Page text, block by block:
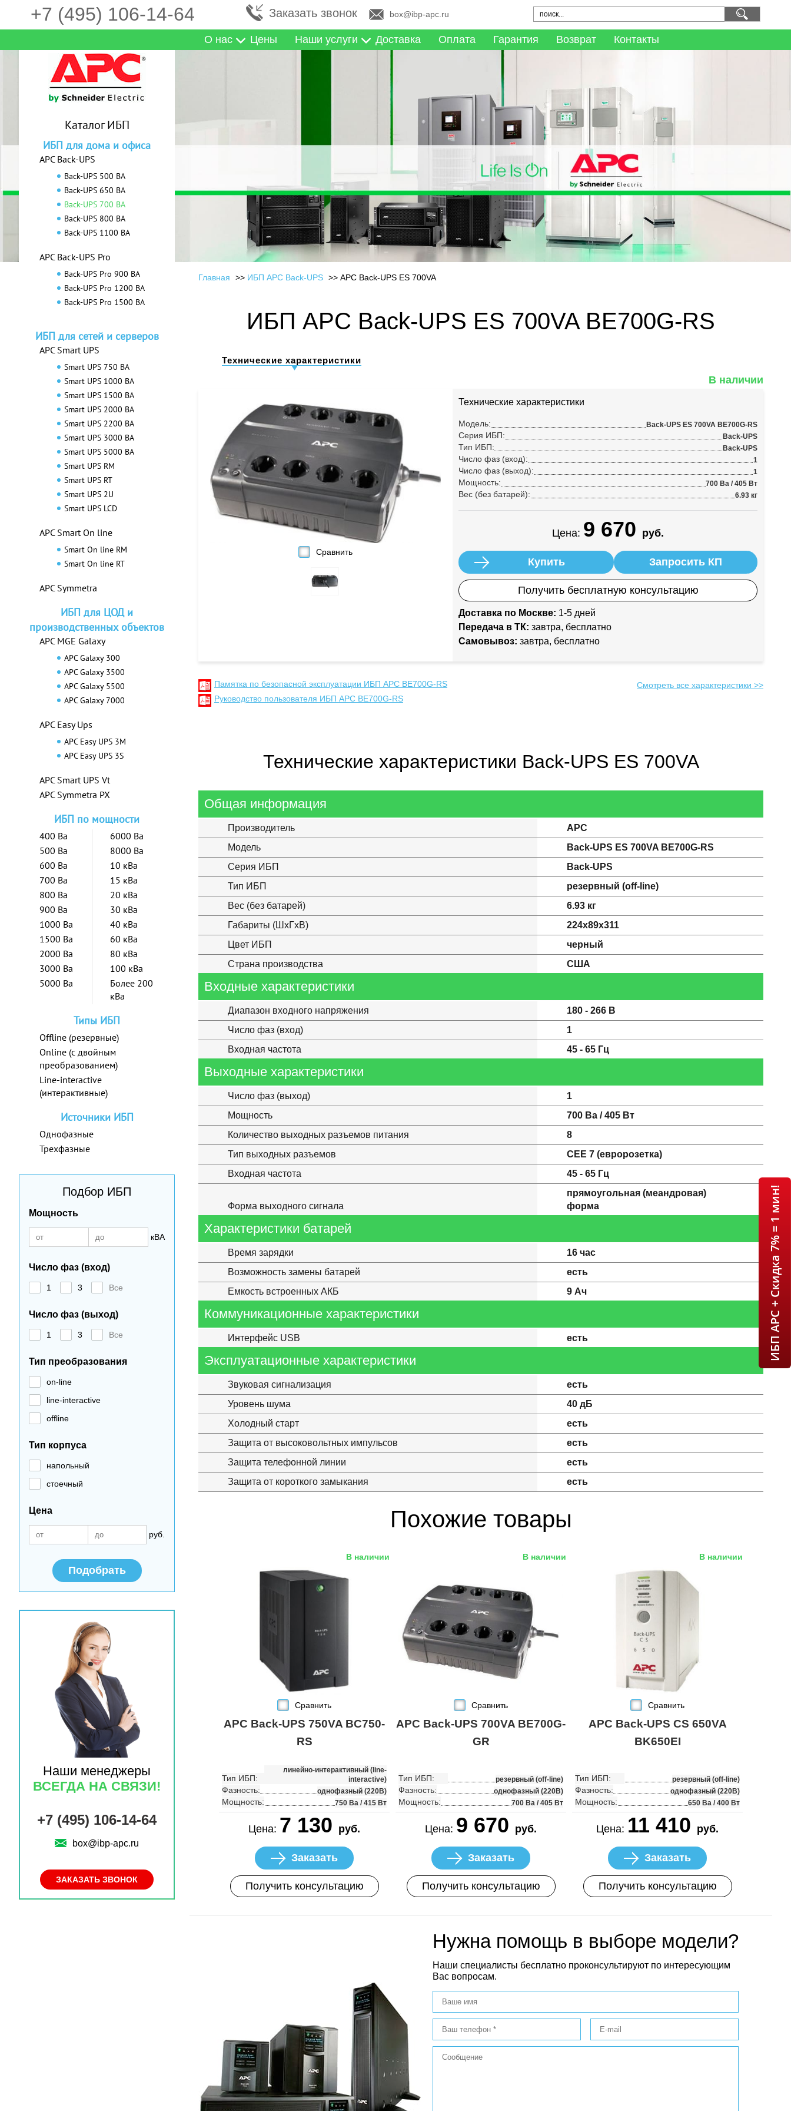
+7 (495) 106-14-64 Заказать звонок box@ibp-apc.ru
О нас Цены Наши услуги Доставка Оплата Гарантия Возврат Контакты
Каталог ИБП
ИБП для дома и офиса
APC Back-UPS
Back-UPS 500 ВА
Back-UPS 650 ВА
Back-UPS 700 ВА
Back-UPS 800 ВА
Back-UPS 1100 ВА
APC Back-UPS Pro
Back-UPS Pro 900 ВА
Back-UPS Pro 1200 ВА
Back-UPS Pro 1500 ВА
ИБП для сетей и серверов
APC Smart UPS
Smart UPS 750 ВА
Smart UPS 1000 ВА
Smart UPS 1500 ВА
Smart UPS 2000 ВА
Smart UPS 2200 ВА
Smart UPS 3000 ВА
Smart UPS 5000 ВА
Smart UPS RM
Smart UPS RT
Smart UPS 2U
Smart UPS LCD
APC Smart On line
Smart On line RM
Smart On line RT
APC Symmetra
ИБП для ЦОД и
производственных объектов
APC MGE Galaxy
APC Galaxy 300
APC Galaxy 3500
APC Galaxy 5500
APC Galaxy 7000
APC Easy Ups
APC Easy UPS 3M
APC Easy UPS 3S
APC Smart UPS Vt
APC Symmetra PX
ИБП по мощности
400 Ва
6000 Ва
500 Ва
8000 Ва
600 Ва
10 кВа
700 Ва
15 кВа
800 Ва
20 кВа
900 Ва
30 кВа
1000 Ва
40 кВа
1500 Ва
60 кВа
2000 Ва
80 кВа
3000 Ва
100 кВа
5000 Ва
Более 200
кВа
Типы ИБП
Offline (резервные)
Online (с двойным
преобразованием)
Line-interactive
(интерактивные)
Источники ИБП
Однофазные
Трехфазные
Подбор ИБП
Мощность
кВА
Число фаз (вход)
1 3 Все
Число фаз (выход)
1 3 Все
Тип преобразования
on-line
line-interactive
offline
Тип корпуса
напольный
стоечный
Цена
руб.
Подобрать
Наши менеджеры
ВСЕГДА НА СВЯЗИ!
+7 (495) 106-14-64
box@ibp-apc.ru
ЗАКАЗАТЬ ЗВОНОК
Главная ИБП APC Back-UPS APC Back-UPS ES 700VA
ИБП APC Back-UPS ES 700VA BE700G-RS
Технические характеристики
В наличии
Сравнить
Технические характеристики
Модель: Back-UPS ES 700VA BE700G-RS
Серия ИБП: Back-UPS
Тип ИБП: Back-UPS
Число фаз (вход): 1
Число фаз (выход): 1
Мощность: 700 Ва / 405 Вт
Вес (без батарей): 6.93 кг
Цена: 9 670 руб.
Купить Запросить КП
Получить бесплатную консультацию
Доставка по Москве: 1-5 дней
Передача в ТК: завтра, бесплатно
Самовывоз: завтра, бесплатно
Памятка по безопасной эксплуатации ИБП APC BE700G-RS
Руководство пользователя ИБП APC BE700G-RS
Смотреть все характеристики >>
Технические характеристики Back-UPS ES 700VA
Общая информация
Производитель
APC
Модель
Back-UPS ES 700VA BE700G-RS
Серия ИБП
Back-UPS
Тип ИБП
резервный (off-line)
Вес (без батарей)
6.93 кг
Габариты (ШхГхВ)
224x89x311
Цвет ИБП
черный
Страна производства
США
Входные характеристики
Диапазон входного напряжения
180 - 266 В
Число фаз (вход)
1
Входная частота
45 - 65 Гц
Выходные характеристики
Число фаз (выход)
1
Мощность
700 Ва / 405 Вт
Количество выходных разъемов питания
8
Тип выходных разъемов
CEE 7 (евророзетка)
Входная частота
45 - 65 Гц
Форма выходного сигнала
прямоугольная (меандровая)
форма
Характеристики батарей
Время зарядки
16 час
Возможность замены батарей
есть
Емкость встроенных АКБ
9 Ач
Коммуникационные характеристики
Интерфейс USB есть
Эксплуатационные характеристики
Звуковая сигнализация
есть
Уровень шума
40 дБ
Холодный старт
есть
Защита от высоковольтных импульсов
есть
Защита телефонной линии
есть
Защита от короткого замыкания
есть
Похожие товары
В наличии
Сравнить
APC Back-UPS 750VA BC750-
RS
Тип ИБП:
линейно-интерактивный (line-
interactive)
Фазность: однофазный (220В)
Мощность: 750 Ва / 415 Вт
Цена: 7 130 руб.
Заказать
Получить консультацию
В наличии
Сравнить
APC Back-UPS 700VA BE700G-
GR
Тип ИБП: резервный (off-line)
Фазность: однофазный (220В)
Мощность: 700 Ва / 405 Вт
Цена: 9 670 руб.
Заказать
Получить консультацию
В наличии
Сравнить
APC Back-UPS CS 650VA
BK650EI
Тип ИБП: резервный (off-line)
Фазность: однофазный (220В)
Мощность: 650 Ва / 400 Вт
Цена: 11 410 руб.
Заказать
Получить консультацию
Нужна помощь в выборе модели?
Наши специалисты бесплатно проконсультируют по интересующим
Вас вопросам.
ИБП APC + Скидка 7% = 1 мин!